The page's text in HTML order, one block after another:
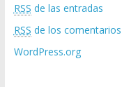
RSS de las entradas
RSS de los comentarios
WordPress.org